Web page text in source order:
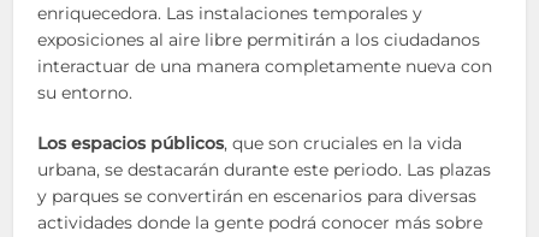
enriquecedora. Las instalaciones temporales y
exposiciones al aire libre permitirán a los ciudadanos
interactuar de una manera completamente nueva con
su entorno.
Los espacios públicos, que son cruciales en la vida
urbana, se destacarán durante este periodo. Las plazas
y parques se convertirán en escenarios para diversas
actividades donde la gente podrá conocer más sobre